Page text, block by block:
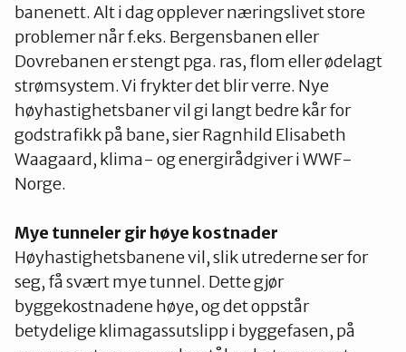
banenett. Alt i dag opplever næringslivet store
problemer når f.eks. Bergensbanen eller
Dovrebanen er stengt pga. ras, flom eller ødelagt
strømsystem. Vi frykter det blir verre. Nye
høyhastighetsbaner vil gi langt bedre kår for
godstrafikk på bane, sier Ragnhild Elisabeth
Waagaard, klima- og energirådgiver i WWF-
Norge.
Mye tunneler gir høye kostnader
Høyhastighetsbanene vil, slik utrederne ser for
seg, få svært mye tunnel. Dette gjør
byggekostnadene høye, og det oppstår
betydelige klimagassutslipp i byggefasen, på